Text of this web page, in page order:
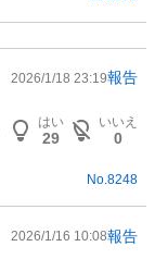
2026/1/18 23:19報告
はい
29
いいえ
0
No.8248
2026/1/16 10:08報告